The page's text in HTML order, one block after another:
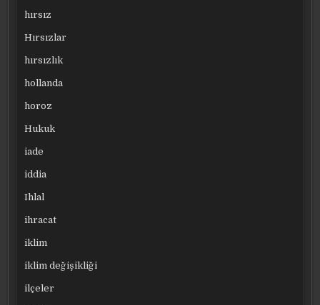
hırsız
Hırsızlar
hırsızlık
hollanda
horoz
Hukuk
iade
iddia
Ihlal
ihracat
iklim
iklim değişikliği
ilçeler